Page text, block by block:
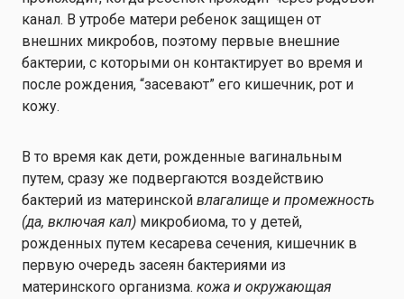
канал. В утробе матери ребенок защищен от
внешних микробов, поэтому первые внешние
бактерии, с которыми он контактирует во время и
после рождения, “засевают” его кишечник, рот и
кожу.
В то время как дети, рожденные вагинальным
путем, сразу же подвергаются воздействию
бактерий из материнской влагалище и промежность
(да, включая кал) микробиома, то у детей,
рожденных путем кесарева сечения, кишечник в
первую очередь засеян бактериями из
материнского организма. кожа и окружающая